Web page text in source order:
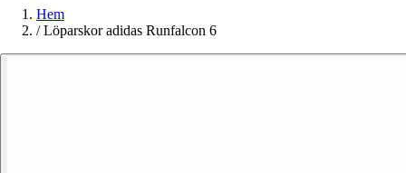
Hem
/ Löparskor adidas Runfalcon 6